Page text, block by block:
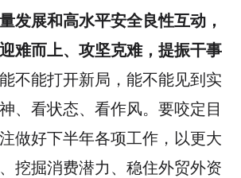
发展和高水平安全良性互动，
难而上、攻坚克难，提振干事
能不能打开新局，能不能见到实
、看状态、看作风。要咬定目
做好下半年各项工作，以更大
挖掘消费潜力、稳住外贸外资